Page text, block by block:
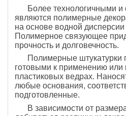
Более технологичными и
являются полимерные
на основе водной
Полимерное связующее
прочность и долговечность.
Полимерные штукатурки
готовыми к применению или
пластиковых ведрах.
любые основания,
подготовленные.
В зависимости от